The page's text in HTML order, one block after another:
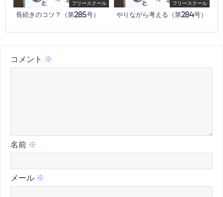
フリースクール
長続きのコツ？（第285号）
フリースクール
やりながら考える（第284号）
コメント ※
名前 ※
メール ※